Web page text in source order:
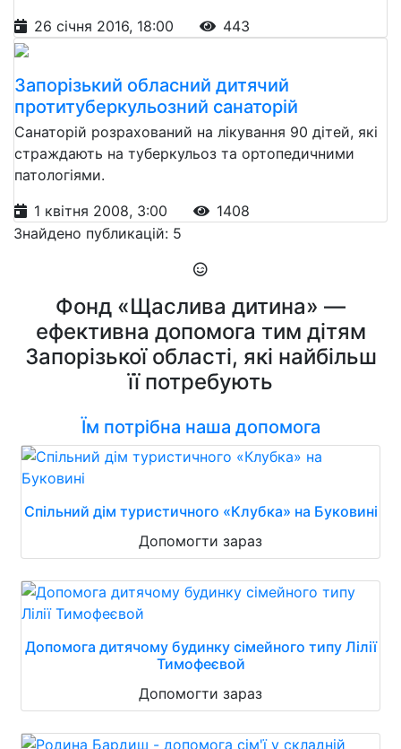
26 січня 2016, 18:00
443
Запорізький обласний дитячий
протитуберкульозний санаторій
Санаторій розрахований на лікування 90 дітей, які
страждають на туберкульоз та ортопедичними
патологіями.
1 квітня 2008, 3:00
1408
Знайдено публикацій: 5
Фонд «Щаслива дитина» —
ефективна допомога тим дітям
Запорізької області, які найбільш
її потребують
Їм потрібна наша допомога
Спільний дім туристичного «Клубка» на Буковині
Допомогти зараз
Допомога дитячому будинку сімейного типу Лілії
Тимофеєвой
Допомогти зараз